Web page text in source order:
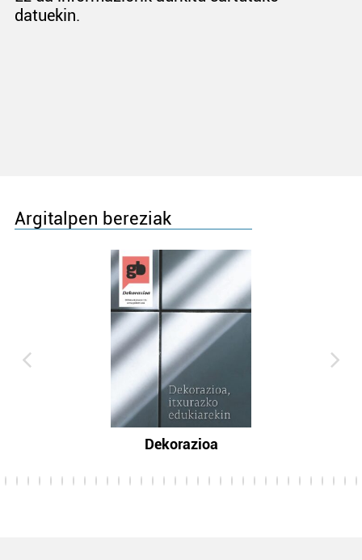
datuekin.
Argitalpen bereziak
Dekorazioa